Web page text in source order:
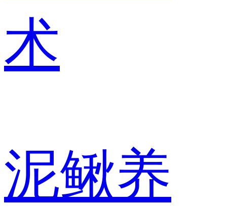
术
泥鳅养